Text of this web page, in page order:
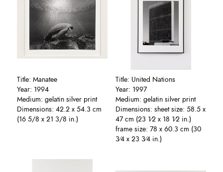
Title: Manatee
Year: 1994
Medium: gelatin silver print
Dimensions: 42.2 x 54.3 cm
(16 5/8 x 21 3/8 in.)
Title: United Nations
Year: 1997
Medium: gelatin silver print
Dimensions: sheet size: 58.5 x
47 cm (23 1⁄2 x 18 1⁄2 in.)
frame size: 78 x 60.3 cm (30
3⁄4 x 23 3⁄4 in.)